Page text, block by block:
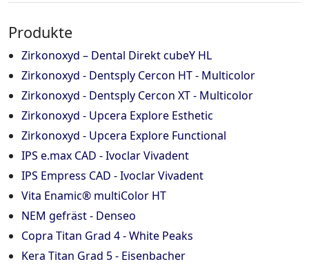
Produkte
Zirkonoxyd – Dental Direkt cubeY HL
Zirkonoxyd - Dentsply Cercon HT - Multicolor
Zirkonoxyd - Dentsply Cercon XT - Multicolor
Zirkonoxyd - Upcera Explore Esthetic
Zirkonoxyd - Upcera Explore Functional
IPS e.max CAD - Ivoclar Vivadent
IPS Empress CAD - Ivoclar Vivadent
Vita Enamic® multiColor HT
NEM gefräst - Denseo
Copra Titan Grad 4 - White Peaks
Kera Titan Grad 5 - Eisenbacher